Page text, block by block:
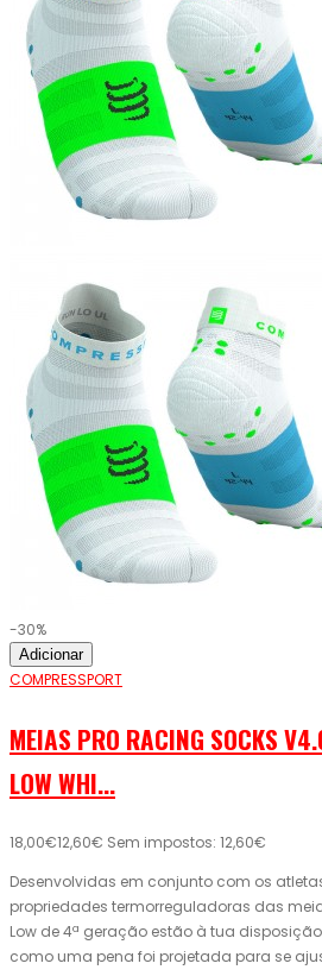
-30%
Adicionar
COMPRESSPORT
MEIAS PRO RACING SOCKS
LOW WHI...
18,00€12,60€ Sem impostos: 12,60€
Desenvolvidas em conjunto com os
propriedades termorreguladoras das
Low de 4ª geração estão à tua
como uma pena foi projetada para se